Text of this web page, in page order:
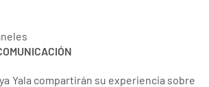
Yala compartirán su experiencia sobre